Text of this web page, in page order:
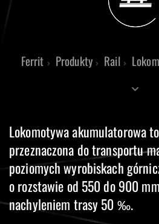
Ferrit Produkty Rail
Lokomotywa akumulatorowa
przeznaczona do transportu
poziomych wyrobiskach
o rozstawie od 550 do 900
nachyleniem trasy 50 ‰.